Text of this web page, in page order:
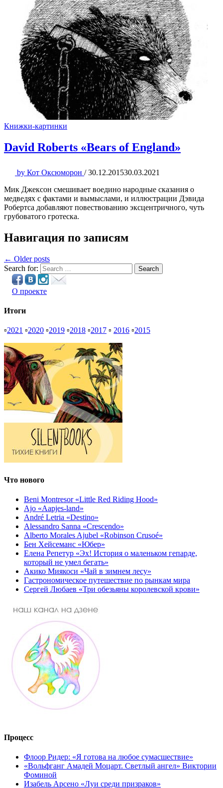
Книжки-картинки
David Roberts «Bears of England»
by Кот Оксюморон / 30.12.201530.03.2021
Мик Джексон смешивает воедино народные сказания о
медведях с фактами и вымыслами, и иллюстрации Дэвида
Робертса добавляют повествованию эксцентричного, чуть
грубоватого гротеска.
Навигация по записям
← Older posts
Search for:
Search
О проекте
Итоги
▫2021 ▫2020 ▫2019 ▫2018 ▫2017 ▫ 2016 ▫2015
Что нового
Beni Montresor «Little Red Riding Hood»
Ajo «Aapjes-land»
André Letria «Destino»
Alessandro Sanna «Crescendo»
Alberto Morales Ajubel «Robinson Crusoé»
Бен Хейсеманс «Юбер»
Елена Репетур «Эх! История о маленьком гепарде,
который не умел бегать»
Акико Миякоси «Чай в зимнем лесу»
Гастрономическое путешествие по рынкам мира
Сергей Любаев «Три обезьяны королевской крови»
Процесс
Флоор Ридер: «Я готова на любое сумасшествие»
«Вольфганг Амадей Моцарт. Светлый ангел» Виктории
Фоминой
Изабель Арсено «Луи среди призраков»